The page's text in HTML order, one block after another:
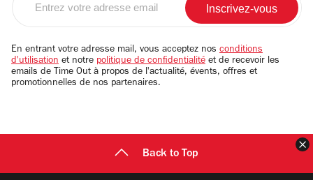
email
En entrant votre adresse mail, vous acceptez nos conditions
d'utilisation et notre politique de confidentialité et de recevoir les
emails de Time Out à propos de l'actualité, évents, offres et
promotionnelles de nos partenaires.
Back to Top